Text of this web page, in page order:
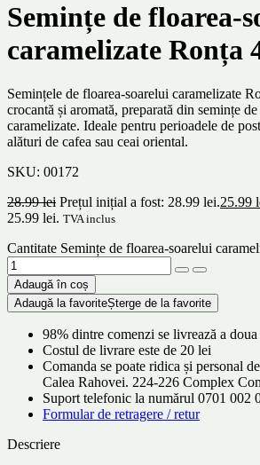
Semințe de floarea-
caramelizate Ronța
Semințele de floarea-soarelui caramelizate
crocantă și aromată, preparată din semințe
caramelizate. Ideale pentru perioadele de
alături de cafea sau ceai oriental.
SKU: 00172
28.99lei Prețul inițial a fost: 28.99 lei.25.99
25.99 lei. TVA inclus
Cantitate Semințe de floarea-soarelui
Adaugă în coș
Adaugă la favoriteȘterge de la favorite
98% dintre comenzi se livrează a
Costul de livrare este de 20 lei
Comanda se poate ridica și personal
Calea Rahovei. 224-226 Complex
Suport telefonic la numărul 0701 002
Formular de retragere / retur
Descriere